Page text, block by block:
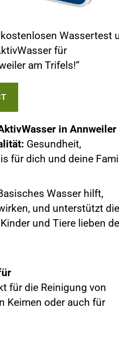
Wassertest
für
am Trifels!“
in Annweiler
Gesundheit,
für dich und deine
Wasser hilft,
und unterstützt die
und Tiere lieben
für die Reinigung von
Keimen oder auch für